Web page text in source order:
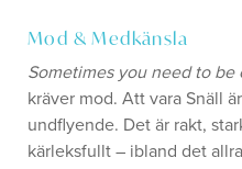
Mod & Medkänsla
Sometimes you need to be
kräver mod. Att vara Snäll
undflyende. Det är rakt,
kärleksfullt – ibland det